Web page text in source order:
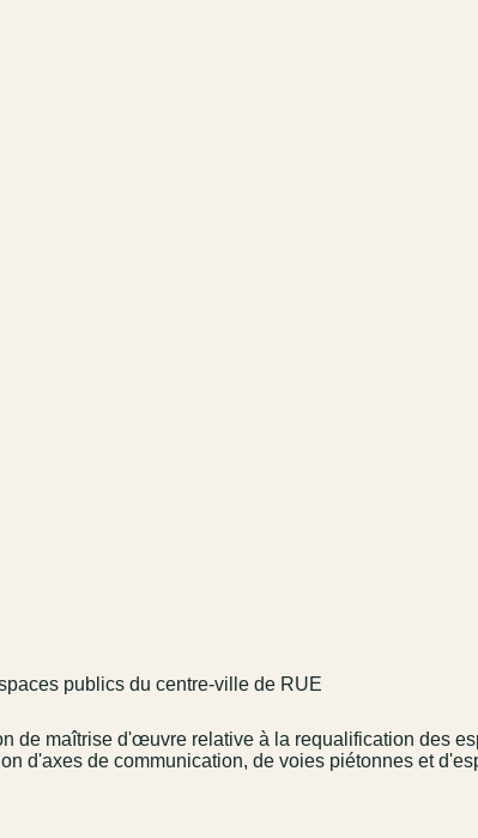
publics du centre-ville de RUE
de maîtrise d'œuvre relative à la requalification des
d'axes de communication, de voies piétonnes et